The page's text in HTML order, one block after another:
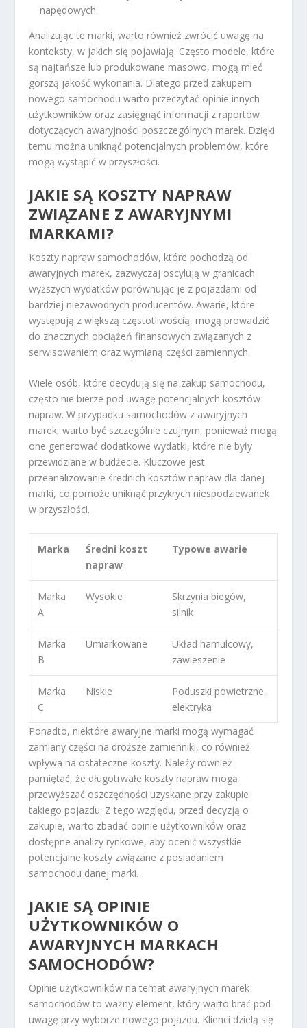
napędowych.
Analizując te marki, warto również zwrócić uwagę na
konteksty, w jakich się pojawiają. Często modele, które
są najtańsze lub produkowane masowo, mogą mieć
gorszą jakość wykonania. Dlatego przed zakupem
nowego samochodu warto przeczytać opinie innych
użytkowników oraz zasięgnąć informacji z raportów
dotyczących awaryjności poszczególnych marek. Dzięki
temu można uniknąć potencjalnych problemów, które
mogą wystąpić w przyszłości.
JAKIE SĄ KOSZTY NAPRAW
ZWIĄZANE Z AWARYJNYMI
MARKAMI?
Koszty napraw samochodów, które pochodzą od
awaryjnych marek, zazwyczaj oscylują w granicach
wyższych wydatków porównując je z pojazdami od
bardziej niezawodnych producentów. Awarie, które
występują z większą częstotliwością, mogą prowadzić
do znacznych obciążeń finansowych związanych z
serwisowaniem oraz wymianą części zamiennych.
Wiele osób, które decydują się na zakup samochodu,
często nie bierze pod uwagę potencjalnych kosztów
napraw. W przypadku samochodów z awaryjnych
marek, warto być szczególnie czujnym, ponieważ mogą
one generować dodatkowe wydatki, które nie były
przewidziane w budżecie. Kluczowe jest
przeanalizowanie średnich kosztów napraw dla danej
marki, co pomoże uniknąć przykrych niespodziewanek
w przyszłości.
Marka
Średni koszt
napraw
Typowe awarie
Marka
A
Wysokie
Skrzynia biegów,
silnik
Marka
B
Umiarkowane
Układ hamulcowy,
zawieszenie
Marka
C
Niskie
Poduszki powietrzne,
elektryka
Ponadto, niektóre awaryjne marki mogą wymagać
zamiany części na droższe zamienniki, co również
wpływa na ostateczne koszty. Należy również
pamiętać, że długotrwałe koszty napraw mogą
przewyższać oszczędności uzyskane przy zakupie
takiego pojazdu. Z tego względu, przed decyzją o
zakupie, warto zbadać opinie użytkowników oraz
dostępne analizy rynkowe, aby ocenić wszystkie
potencjalne koszty związane z posiadaniem
samochodu danej marki.
JAKIE SĄ OPINIE
UŻYTKOWNIKÓW O
AWARYJNYCH MARKACH
SAMOCHODÓW?
Opinie użytkowników na temat awaryjnych marek
samochodów to ważny element, który warto brać pod
uwagę przy wyborze nowego pojazdu. Klienci dzielą się